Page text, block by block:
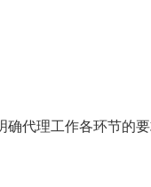
确代理工作各环节的